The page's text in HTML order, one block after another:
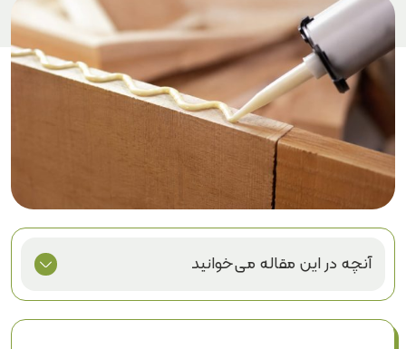
آنچه در این مقاله می‌خوانید
چسب پلی اورتان چیست؟